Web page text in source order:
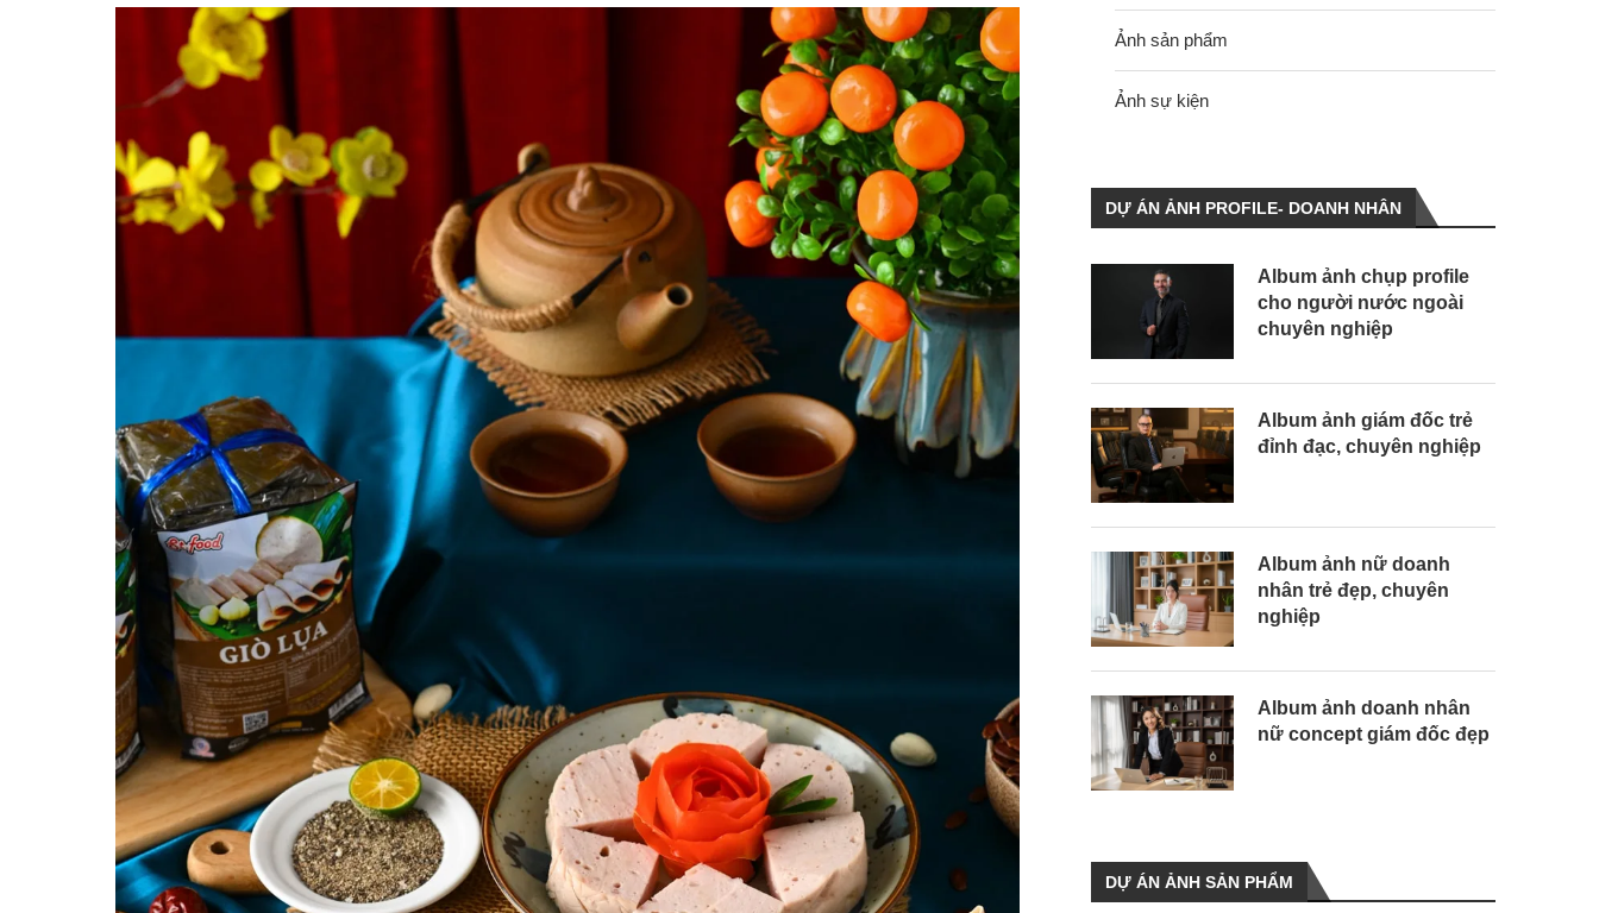
Ảnh sản phẩm
Ảnh sự kiện
DỰ ÁN ẢNH PROFILE- DOANH NHÂN
Album ảnh chụp profile
cho người nước ngoài
chuyên nghiệp
Album ảnh giám đốc trẻ
đỉnh đạc, chuyên nghiệp
Album ảnh nữ doanh
nhân trẻ đẹp, chuyên
nghiệp
Album ảnh doanh nhân
nữ concept giám đốc đẹp
DỰ ÁN ẢNH SẢN PHẨM